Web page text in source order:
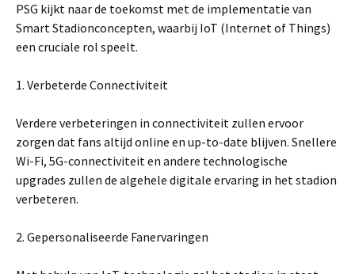
PSG kijkt naar de toekomst met de implementatie van
Smart Stadionconcepten, waarbij IoT (Internet of Things)
een cruciale rol speelt.
1. Verbeterde Connectiviteit
Verdere verbeteringen in connectiviteit zullen ervoor
zorgen dat fans altijd online en up-to-date blijven. Snellere
Wi-Fi, 5G-connectiviteit en andere technologische
upgrades zullen de algehele digitale ervaring in het stadion
verbeteren.
2. Gepersonaliseerde Fanervaringen